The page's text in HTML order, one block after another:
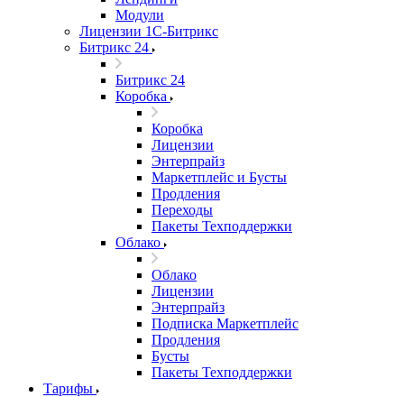
Модули
Лицензии 1С-Битрикс
Битрикс 24
Битрикс 24
Коробка
Коробка
Лицензии
Энтерпрайз
Маркетплейс и Бусты
Продления
Переходы
Пакеты Техподдержки
Облако
Облако
Лицензии
Энтерпрайз
Подписка Маркетплейс
Продления
Бусты
Пакеты Техподдержки
Тарифы